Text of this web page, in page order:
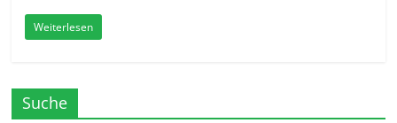
Weiterlesen
Suche